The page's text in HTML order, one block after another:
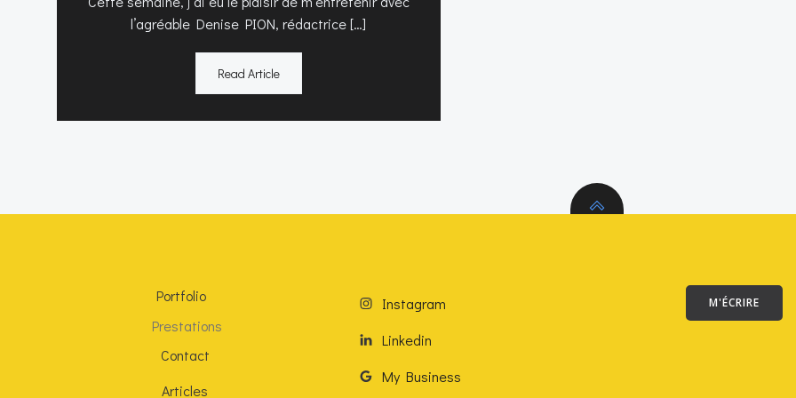
l’agréable Denise PION, rédactrice […]
Read Article
Portfolio
Prestations
Contact
Articles
Instagram
Linkedin
My Business
M'ÉCRIRE